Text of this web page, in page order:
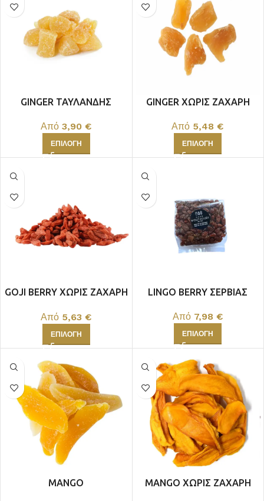
GINGER ΤΑΥΛΑΝΔΗΣ
Από 3,90 €
ΕΠΙΛΟΓΉ
GINGER ΧΩΡΙΣ ΖΑΧΑΡΗ
Από 5,48€
ΕΠΙΛΟΓΉ
GOJI BERRY ΧΩΡΙΣ ΖΑΧΑΡΗ
Από 5,63 €
ΕΠΙΛΟΓΉ
LINGO BERRY ΣΕΡΒΙΑΣ
Από 7,98 €
ΕΠΙΛΟΓΉ
MANGO MANGO ΧΩΡΙΣ ΖΑΧΑΡΗ